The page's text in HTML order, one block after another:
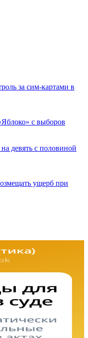
за сим-картами в
с выборов
девять с половиной
ущерб при